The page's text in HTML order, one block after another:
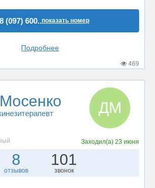
(097) 600..показать номер
Подробнее
469
ДМ
Заходил(а) 23 июня
8
отзывов
101
звонок